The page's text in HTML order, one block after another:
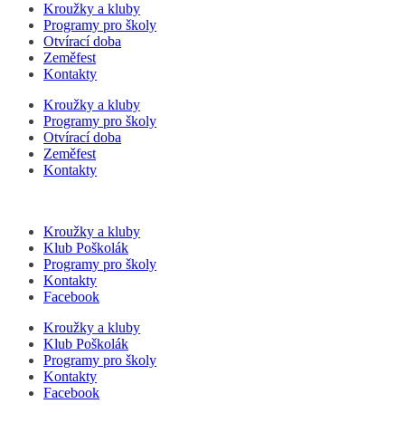
Kroužky a kluby
Programy pro školy
Otvírací doba
Zeměfest
Kontakty
Kroužky a kluby
Programy pro školy
Otvírací doba
Zeměfest
Kontakty
Kroužky a kluby
Klub Poškolák
Programy pro školy
Kontakty
Facebook
Kroužky a kluby
Klub Poškolák
Programy pro školy
Kontakty
Facebook